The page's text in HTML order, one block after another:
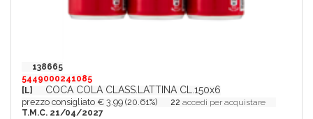
138665
5449000241085
[L]
COCA COLA CLASS.LATTINA CL.150x6
prezzo consigliato € 3.99 (20.61%) 22 accedi per acquistare
T.M.C. 21/04/2027